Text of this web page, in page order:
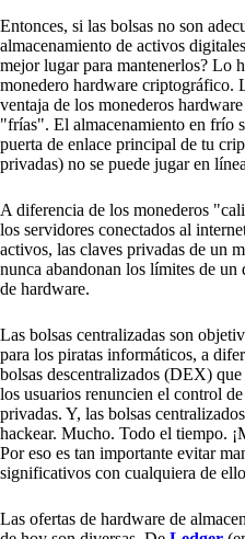
Entonces, si las bolsas no son
almacenamiento de activos
mejor lugar para mantenerlos? Lo
monedero hardware criptográfico.
ventaja de los monederos hardware
"frías". El almacenamiento en frío
puerta de enlace principal de tu
privadas) no se puede jugar en
A diferencia de los monederos
los servidores conectados al
activos, las claves privadas de un
nunca abandonan los límites de
de hardware.
Las bolsas centralizadas son
para los piratas informáticos, a
bolsas descentralizados (DEX)
los usuarios renuncien el control de
privadas. Y, las bolsas
hackear. Mucho. Todo el tiempo.
Por eso es tan importante evitar
significativos con cualquiera de
Las ofertas de hardware de